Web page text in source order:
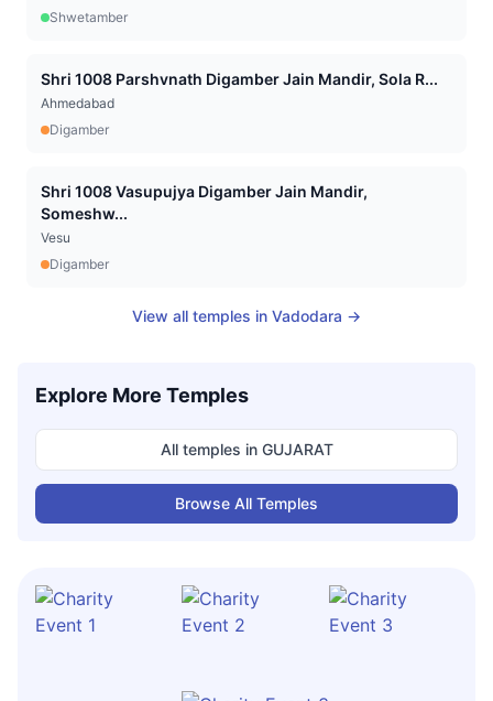
Shwetamber
Shri 1008 Parshvnath Digamber Jain Mandir, Sola R...
Ahmedabad
Digamber
Shri 1008 Vasupujya Digamber Jain Mandir,
Someshw...
Vesu
Digamber
View all temples in Vadodara →
Explore More Temples
All temples in GUJARAT
Browse All Temples